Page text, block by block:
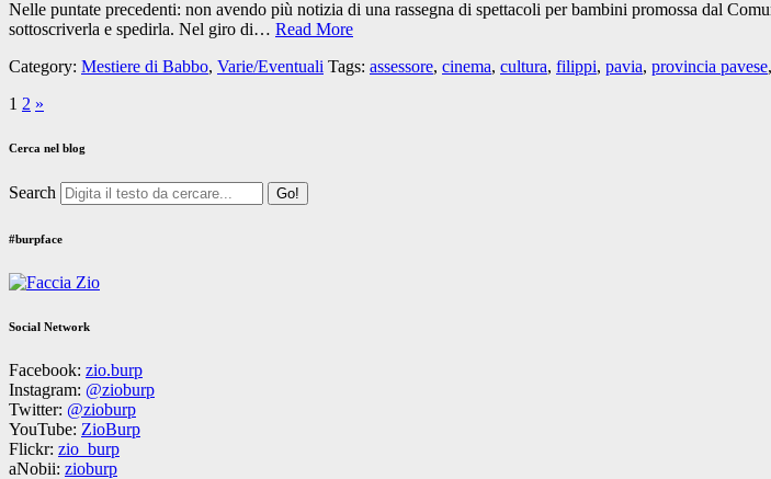
Nelle puntate precedenti: non avendo più notizia di una rassegna di spettacoli per bambini promossa dal
sottoscriverla e spedirla. Nel giro di… Read More
Category: Mestiere di Babbo, Varie/Eventuali Tags: assessore, cinema, cultura, filippi, pavia, provincia pavese,
1 2 »
Cerca nel blog
Search
#burpface
Social Network
Facebook: zio.burp
Instagram: @zioburp
Twitter: @zioburp
YouTube: ZioBurp
Flickr: zio_burp
aNobii: zioburp